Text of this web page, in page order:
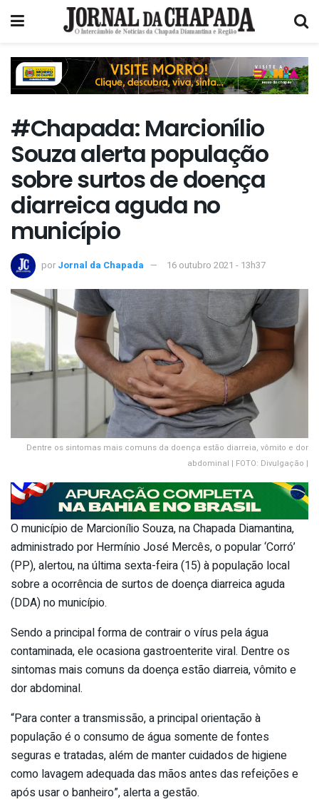
#Chapada: Marcionílio
Souza alerta população
sobre surtos de doença
diarreica aguda no
município
por Jornal da Chapada 16 outubro 2021 - 13h37
Dentre os sintomas mais comuns da doença estão diarreia, vômito e dor
abdominal | FOTO: Divulgação |
O município de Marcionílio Souza, na Chapada Diamantina,
administrado por Hermínio José Mercês, o popular ‘Corró’
(PP), alertou, na última sexta-feira (15) à população local
sobre a ocorrência de surtos de doença diarreica aguda
(DDA) no município.
Sendo a principal forma de contrair o vírus pela água
contaminada, ele ocasiona gastroenterite viral. Dentre os
sintomas mais comuns da doença estão diarreia, vômito e
dor abdominal.
“Para conter a transmissão, a principal orientação à
população é o consumo de água somente de fontes
seguras e tratadas, além de manter cuidados de higiene
como lavagem adequada das mãos antes das refeições e
após usar o banheiro”, alerta a gestão.